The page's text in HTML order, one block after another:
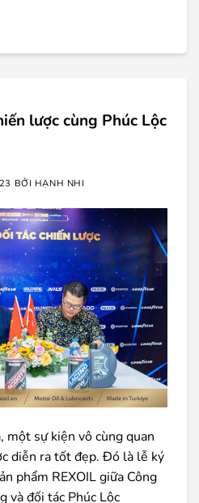
lược cùng Phúc Lộc
BỞI HẠNH NHI
một sự kiện vô cùng quan
diễn ra tốt đẹp. Đó là lễ ký
phẩm REXOIL giữa Công
và đối tác Phúc Lộc